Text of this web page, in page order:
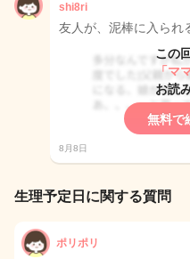
shi8ri
友人が、泥棒に入られ
この
「マ
お読
無料で
8月8日
生理予定日に関する質問
ポリポリ